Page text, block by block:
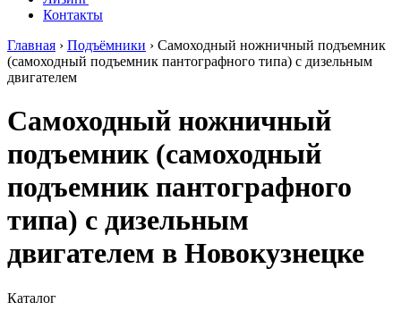
Контакты
Главная › Подъёмники › Самоходный ножничный подъемник
(самоходный подъемник пантографного типа) с дизельным
двигателем
Самоходный ножничный
подъемник (самоходный
подъемник пантографного
типа) с дизельным
двигателем в Новокузнецке
Каталог